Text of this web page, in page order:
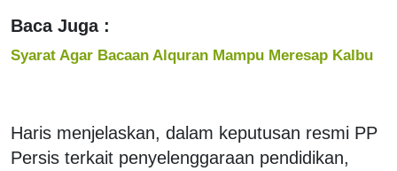
Baca Juga :
Syarat Agar Bacaan Alquran Mampu Meresap Kalbu
Haris menjelaskan, dalam keputusan resmi PP
Persis terkait penyelenggaraan pendidikan,